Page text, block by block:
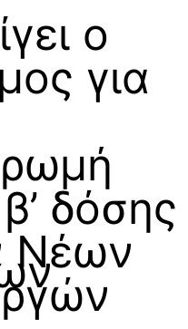
ο
για
δόσης
Νέων